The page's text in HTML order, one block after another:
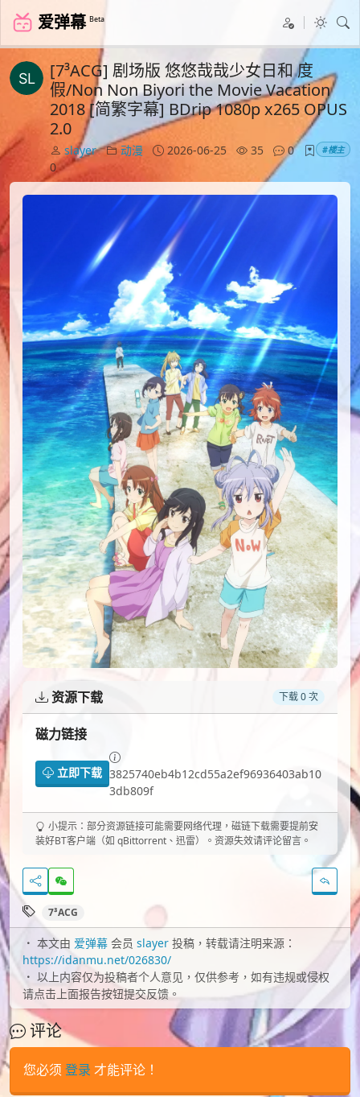
爱弹幕 Beta
[7³ACG] 剧场版 悠悠哉哉少女日和 度
假/Non Non Biyori the Movie Vacation
2018 [简繁字幕] BDrip 1080p x265 OPUS
2.0
slayer 动漫 2026-06-25 35
0
0
#楼主
资源下载 下载 0 次
磁力链接
立即下载 3825740eb4b12cd55a2ef96936403ab10
3db809f
小提示：部分资源链接可能需要网络代理，磁链下载需要提前安
装好BT客户端（如 qBittorrent、迅雷）。资源失效请评论留言。
7³ACG
本文由 爱弹幕 会员 slayer 投稿，转载请注明来源：
https://idanmu.net/026830/
以上内容仅为投稿者个人意见，仅供参考，如有违规或侵权
请点击上面报告按钮提交反馈。
评论
您必须 登录 才能评论！